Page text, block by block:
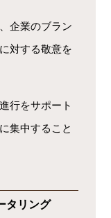
企業のブラン
対する敬意を
行をサポート
集中すること
タリング